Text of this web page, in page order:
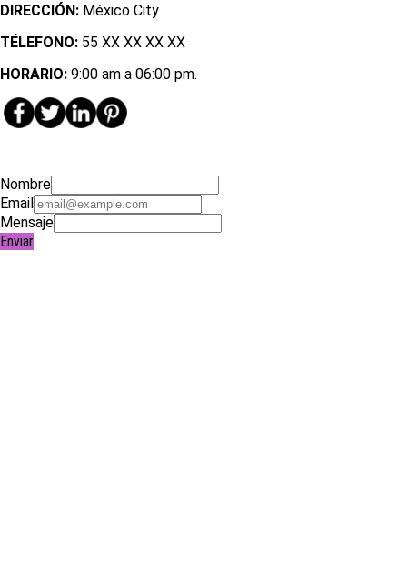
DIRECCIÓN: México City
TÉLEFONO: 55 XX XX XX XX
HORARIO: 9:00 am a 06:00 pm.
Nombre
Email
Mensaje
Enviar